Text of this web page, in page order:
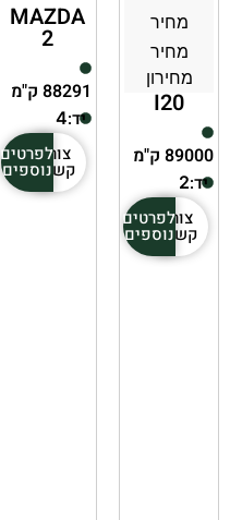
מחיר
מחיר
מחירון
I20
89000 ק"מ
יד:2
צור
קשר
לפרטים
נוספים
MAZDA
2
88291 ק"מ
יד:4
צור
קשר
לפרטים
נוספים